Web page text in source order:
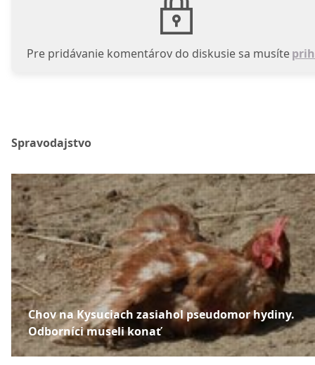
Pre pridávanie komentárov do diskusie sa musíte
Spravodajstvo
Chov na Kysuciach zasiahol pseudomor hydiny.
Odborníci museli konať